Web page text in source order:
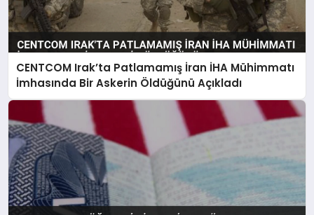
CENTCOM Irak’ta Patlamamış İran İHA Mühimmatı
İmhasında Bir Askerin Öldüğünü Açıkladı